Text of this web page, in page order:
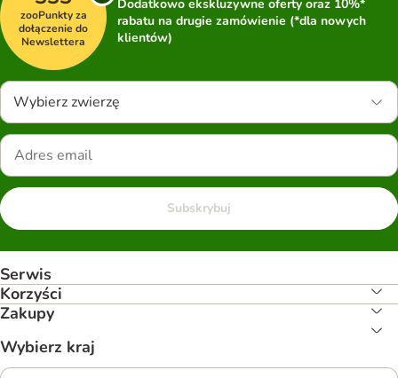
zooPunkty za
dołączenie do
Newslettera
Dodatkowo ekskluzywne oferty oraz 10%*
rabatu na drugie zamówienie (*dla nowych
klientów)
Wybierz zwierzę
Subskrybuj
Serwis
Korzyści
Zakupy
Wybierz kraj